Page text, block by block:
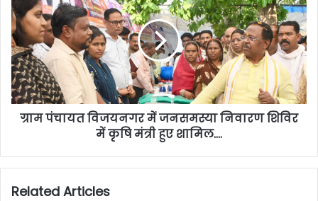
ग्राम पंचायत विजयनगर में जनसमस्या निवारण शिविर
में कृषि मंत्री हुए शामिल….
Related Articles